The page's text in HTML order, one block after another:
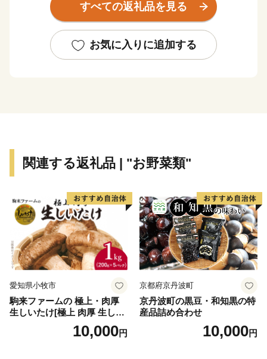
東京湾の玄関口に位置し、
た自然豊かなまちです。
漁業が盛んで、金谷港で水揚げされるあの有名な「黄金
食べ物だけでなく、観光・レジャーも充実！
自然を活かしたレジャーが楽しめます。
ふるさと納税では、そんな富津市の豊かな自然を活かし
た
レジャーや、種類豊富な自慢の味を揃えています。
■□■………………………………………………………
ふるさとふっつ応援寄附事務局
すべての返礼品を見る
お気に入りに追加する
関連する返礼品 | "お野菜類"
愛知県小牧市
駒来ファームの 極上・肉厚
生しいたけ[極上 肉厚 生しい
たけ 生シイタケ 生椎茸 安心
安全 国産 採れたて 新鮮 きの
10,000円
京都府京丹波町
京丹波町の黒豆・和知黒の特
産品詰め合わせ
10,000円